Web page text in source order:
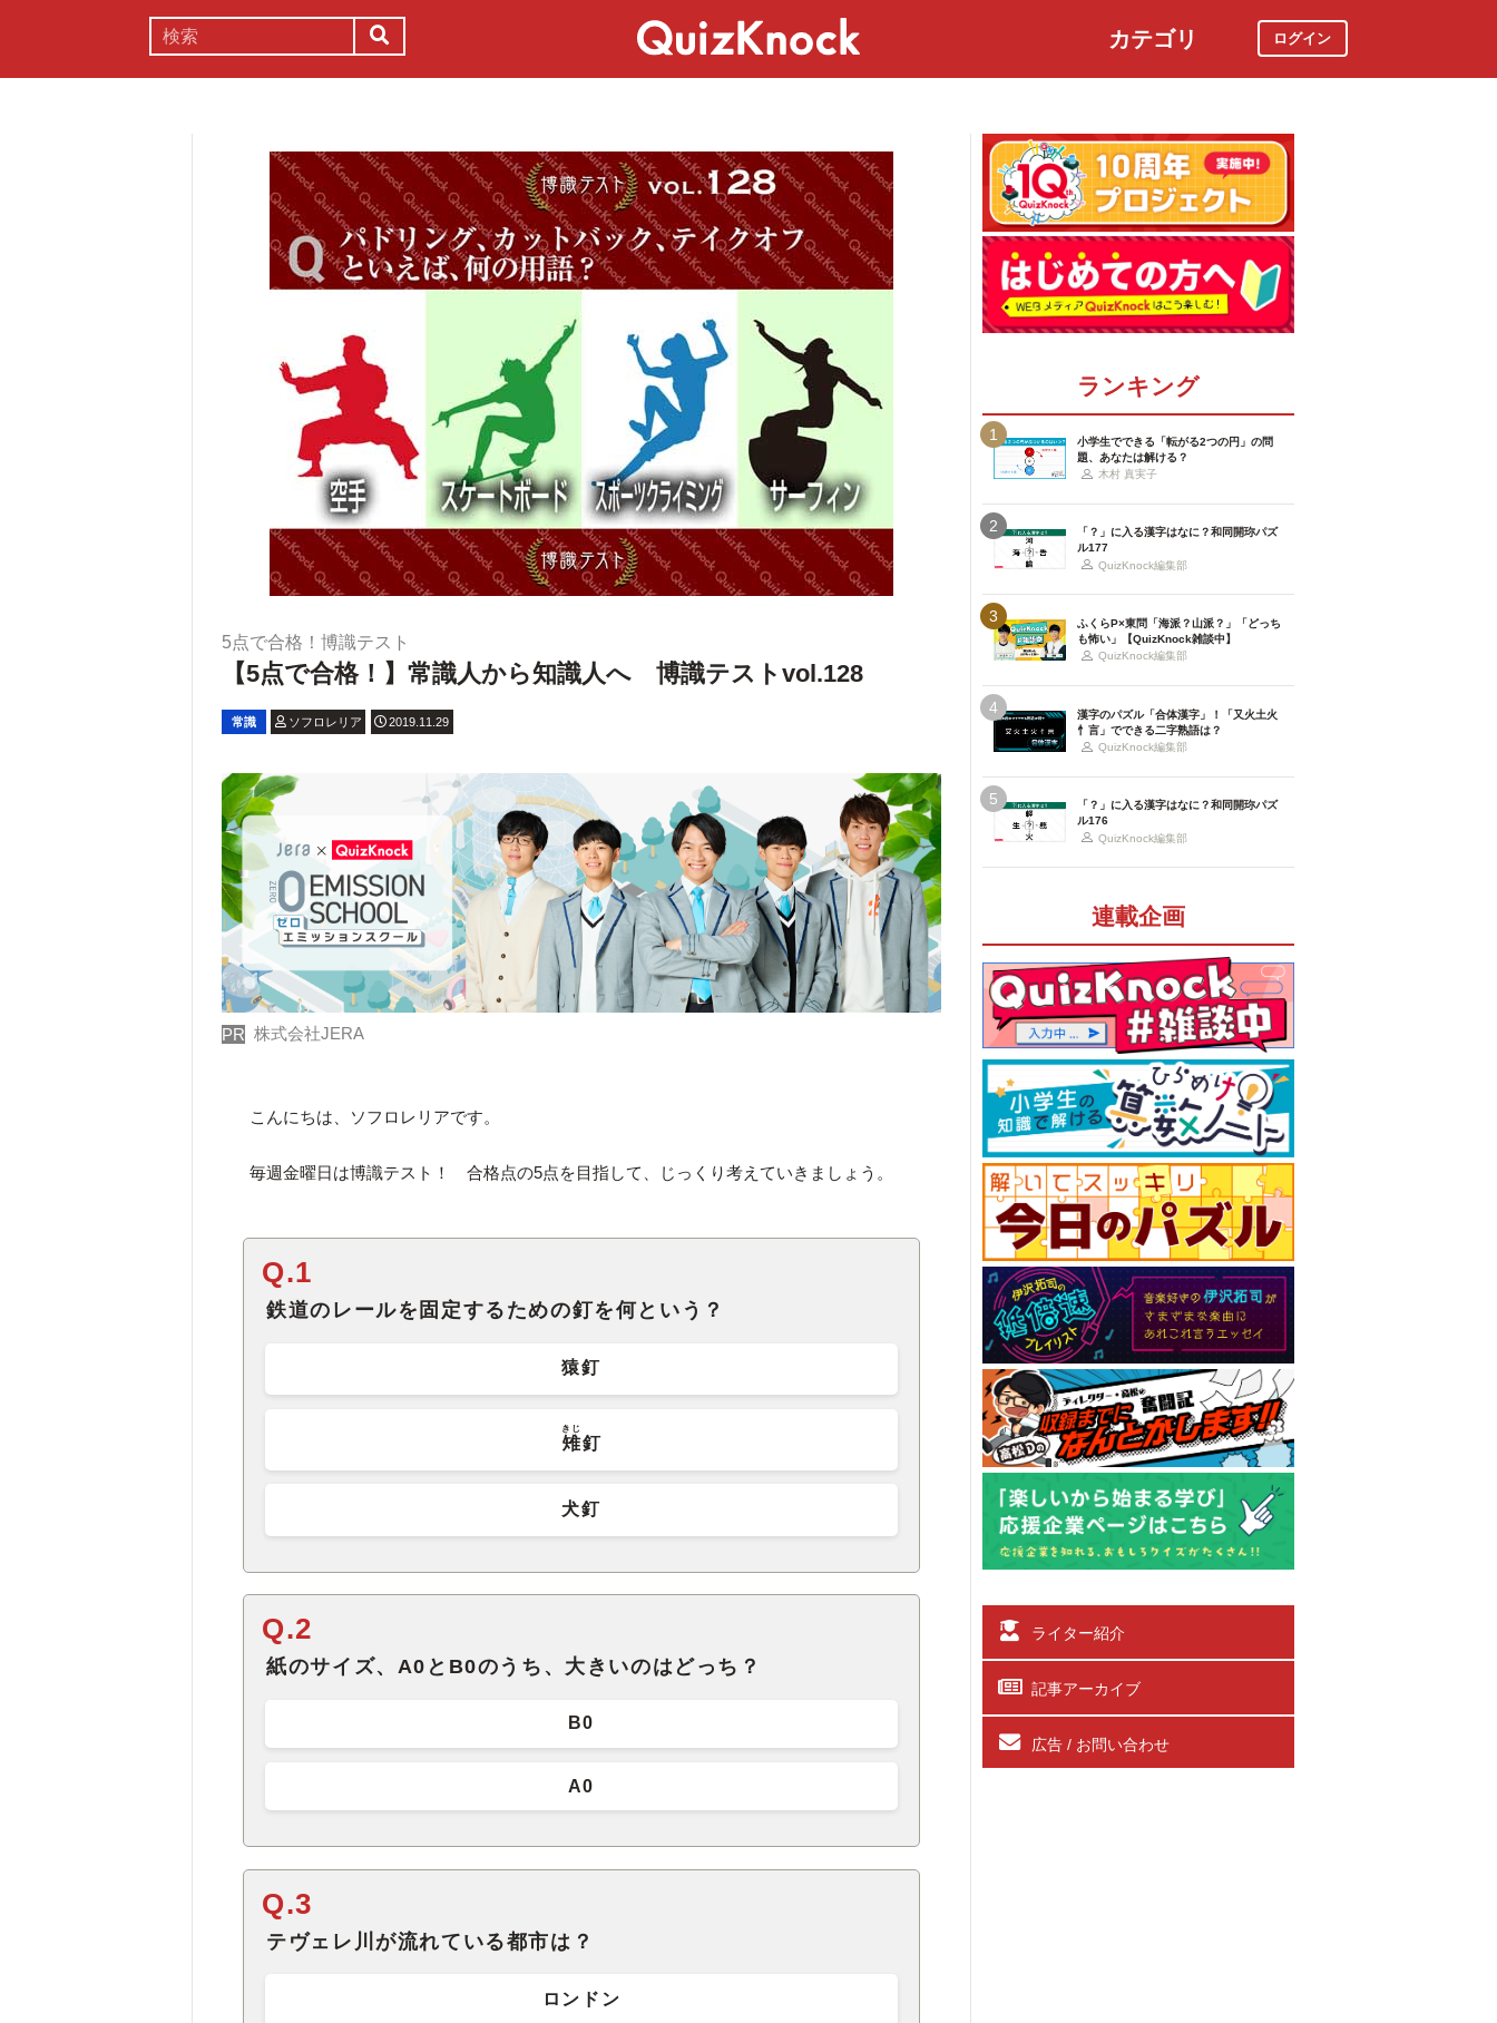
カテゴリ ログイン
5点で合格！博識テスト
【5点で合格！】常識人から知識人へ 博識テストvol.128
常識 ソフロレリア 2019.11.29
PR 株式会社JERA
こんにちは、ソフロレリアです。
毎週金曜日は博識テスト！ 合格点の5点を目指して、じっくり考えていきましょう。
Q.1
鉄道のレールを固定するための釘を何という？
猿釘
雉
きじ
釘
犬釘
Q.2
紙のサイズ、A0とB0のうち、大きいのはどっち？
B0
A0
Q.3
テヴェレ川が流れている都市は？
ロンドン
ランキング
1
小学生でできる「転がる2つの円」の問
題、あなたは解ける？
木村 真実子
2
「？」に入る漢字はなに？和同開珎パズ
ル177
QuizKnock編集部
3
ふくらP×東問「海派？山派？」「どっち
も怖い」【QuizKnock雑談中】
QuizKnock編集部
4
漢字のパズル「合体漢字」！「又火土火
忄言」でできる二字熟語は？
QuizKnock編集部
5
「？」に入る漢字はなに？和同開珎パズ
ル176
QuizKnock編集部
連載企画
ライター紹介
記事アーカイブ
広告 / お問い合わせ